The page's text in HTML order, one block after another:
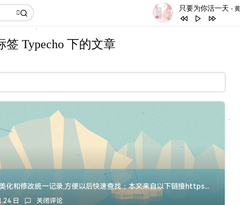
只要为你活一天 - 黄英华 / 刘家昌
YMCA (Original
8 Kiat Jud Day
Panama
签 Typecho 下的文章
说明关于handsome主题的一些美化和修改统一记录,方便以后快速查找；本文来自以下链接https://github.com/racns/AliceSty...
24 日 关闭评论